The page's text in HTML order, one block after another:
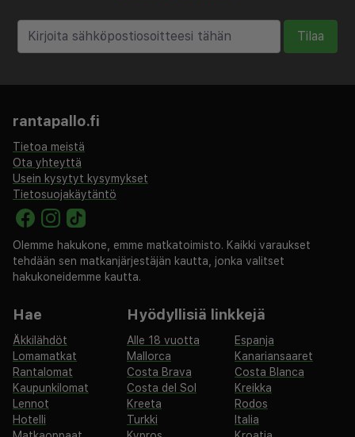
Tilaa
rantapallo.fi
Tietoa meistä
Ota yhteyttä
Usein kysytyt kysymykset
Tietosuojakäytäntö
Olemme hakukone, emme matkatoimisto. Kaikki varaukset
tehdään sen matkanjärjestäjän kautta, jonka valitset
hakukoneidemme kautta.
Hae
Äkkilähdöt
Lomamatkat
Rantalomat
Kaupunkilomat
Lennot
Hotelli
Hyödyllisiä linkkejä
Alle 18 vuotta
Espanja
Mallorca
Kanariansaaret
Costa Brava
Costa Blanca
Costa del Sol
Kreikka
Kreeta
Rodos
Turkki
Italia